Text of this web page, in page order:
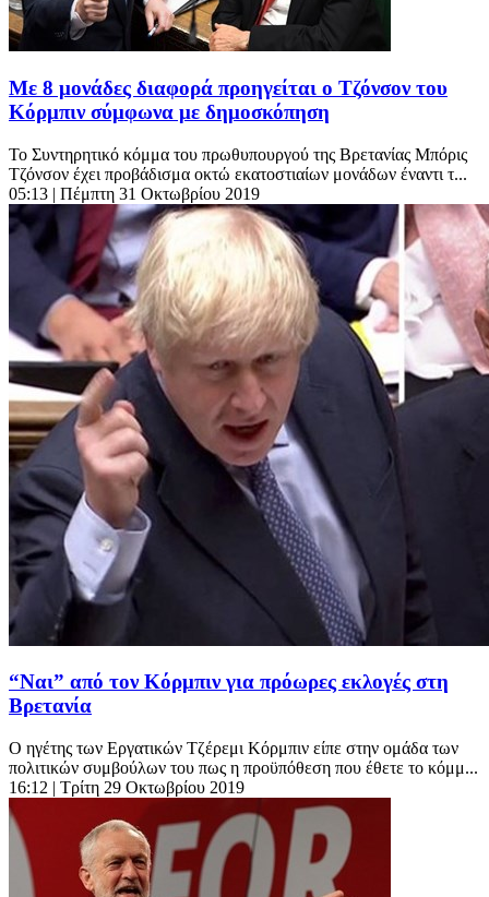
Με 8 μονάδες διαφορά προηγείται ο Τζόνσον του
Κόρμπιν σύμφωνα με δημοσκόπηση
Το Συντηρητικό κόμμα του πρωθυπουργού της Βρετανίας Μπόρις
Τζόνσον έχει προβάδισμα οκτώ εκατοστιαίων μονάδων έναντι τ...
05:13 | Πέμπτη 31 Οκτωβρίου 2019
“Ναι” από τον Κόρμπιν για πρόωρες εκλογές στη
Βρετανία
Ο ηγέτης των Εργατικών Τζέρεμι Κόρμπιν είπε στην ομάδα των
πολιτικών συμβούλων του πως η προϋπόθεση που έθετε το κόμμ...
16:12 | Τρίτη 29 Οκτωβρίου 2019